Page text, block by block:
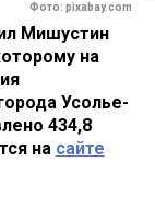
Фото: pixabay.com
Мишустин
на
Усолье-
434,8
на сайте